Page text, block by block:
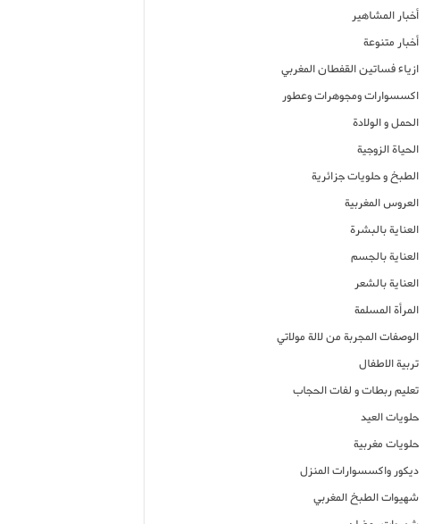
أخبار المشاهير
أخبار متنوعة
ازياء فساتين القفطان المغربي
اكسسوارات ومجوهرات وعطور
الحمل و الولادة
الحياة الزوجية
الطبخ و حلويات جزائرية
العروس المغربية
العناية بالبشرة
العناية بالجسم
العناية بالشعر
المرأة المسلمة
الوصفات المجربة من لالة مولاتي
تربية الاطفال
تعليم ربطات و لفات الحجاب
حلويات العيد
حلويات مغربية
ديكور واكسسوارات المنزل
شهيوات الطبخ المغربي